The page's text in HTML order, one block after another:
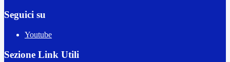
Seguici su
Youtube
Sezione Link Utili